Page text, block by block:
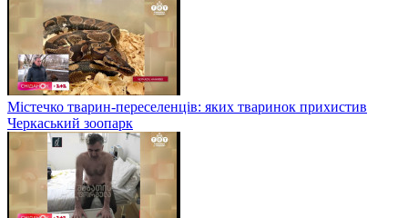
Містечко тварин-переселенців: яких тваринок прихистив
Черкаський зоопарк